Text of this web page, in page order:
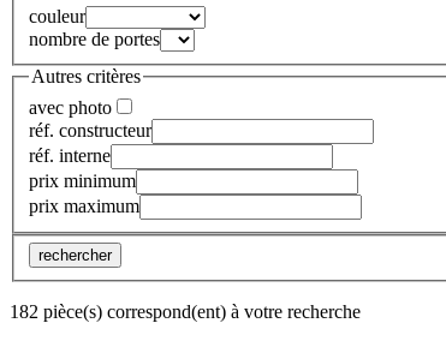
couleur
nombre de portes
Autres critères
avec photo
réf. constructeur
réf. interne
prix minimum
prix maximum
rechercher
182 pièce(s) correspond(ent) à votre recherche